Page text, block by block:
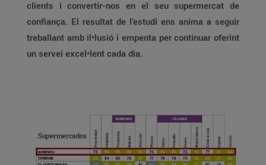
clients i convertir-nos en el seu supermercat de
confiança. El resultat de l’estudi ens anima a seguir
treballant amb il•lusió i empenta per continuar oferint
un servei excel•lent cada dia.